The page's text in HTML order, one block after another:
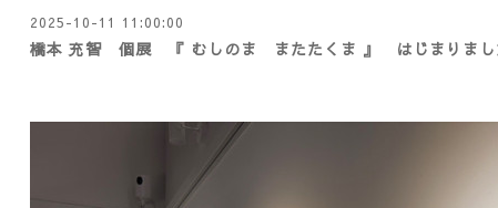
2025-10-11 11:00:00
橋本 充智 個展 『 むしのま またたくま 』 はじまりまし